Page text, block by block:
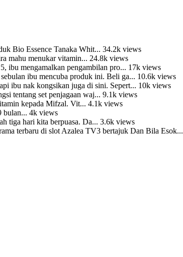
Bio Essence Tanaka Whit... 34.2k views
mahu menukar vitamin... 24.8k views
ibu mengamalkan pengambilan pro... 17k views
ibu mencuba produk ini. Beli ga... 10.6k views
ibu nak kongsikan juga di sini. Sepert... 10k views
tentang set penjagaan waj... 9.1k views
kepada Mifzal. Vit... 4.1k views
bulan... 4k views
tiga hari kita berpuasa. Da... 3.6k views
terbaru di slot Azalea TV3 bertajuk Dan Bila Esok...